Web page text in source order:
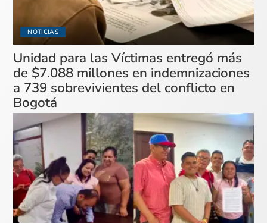
NOTICIAS
Unidad para las Víctimas entregó más
de $7.088 millones en indemnizaciones
a 739 sobrevivientes del conflicto en
Bogotá